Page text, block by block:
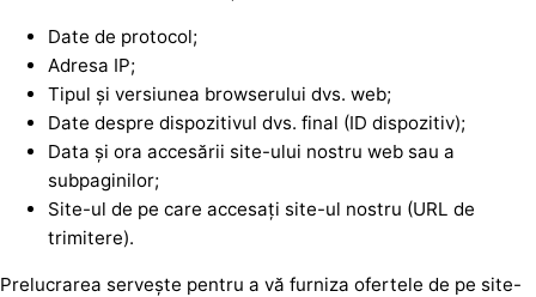
Date de protocol;
Adresa IP;
Tipul și versiunea browserului dvs. web;
Date despre dispozitivul dvs. final (ID dispozitiv);
Data și ora accesării site-ului nostru web sau a
subpaginilor;
Site-ul de pe care accesați site-ul nostru (URL de
trimitere).
Prelucrarea servește pentru a vă furniza ofertele de pe site-